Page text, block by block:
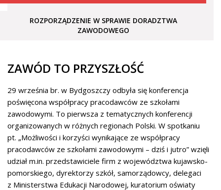
ROZPORZĄDZENIE W SPRAWIE DORADZTWA
ZAWODOWEGO
ZAWÓD TO PRZYSZŁOŚĆ
29 września br. w Bydgoszczy odbyła się konferencja
poświęcona współpracy pracodawców ze szkołami
zawodowymi. To pierwsza z tematycznych konferencji
organizowanych w różnych regionach Polski. W spotkaniu
pt. „Możliwości i korzyści wynikające ze współpracy
pracodawców ze szkołami zawodowymi – dziś i jutro” wzięli
udział m.in. przedstawiciele firm z województwa kujawsko-
pomorskiego, dyrektorzy szkół, samorządowcy, delegaci
z Ministerstwa Edukacji Narodowej, kuratorium oświaty